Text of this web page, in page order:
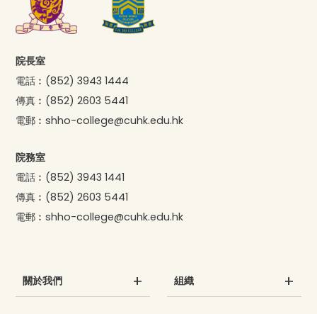
院長室
電話︰ (852) 3943 1444
傳真︰ (852) 2603 5441
電郵︰shho-college@cuhk.edu.hk
院務室
電話︰ (852) 3943 1441
傳真︰ (852) 2603 5441
電郵︰shho-college@cuhk.edu.hk
關於我們 組織